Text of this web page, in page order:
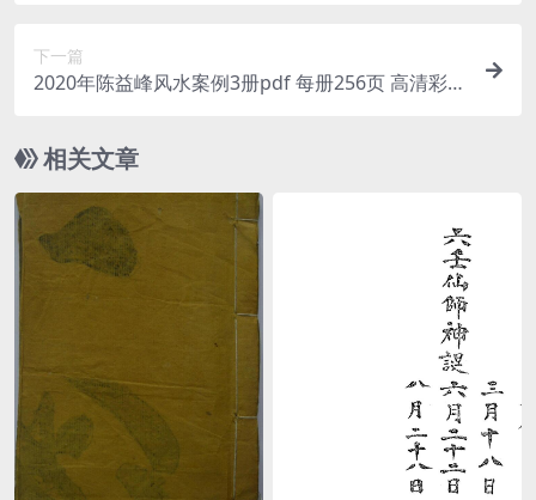
下一篇
2020年陈益峰风水案例3册pdf 每册256页 高清彩图
相关文章